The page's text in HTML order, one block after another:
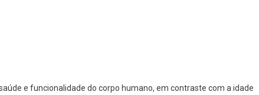
e funcionalidade do corpo humano, em contraste com a idade